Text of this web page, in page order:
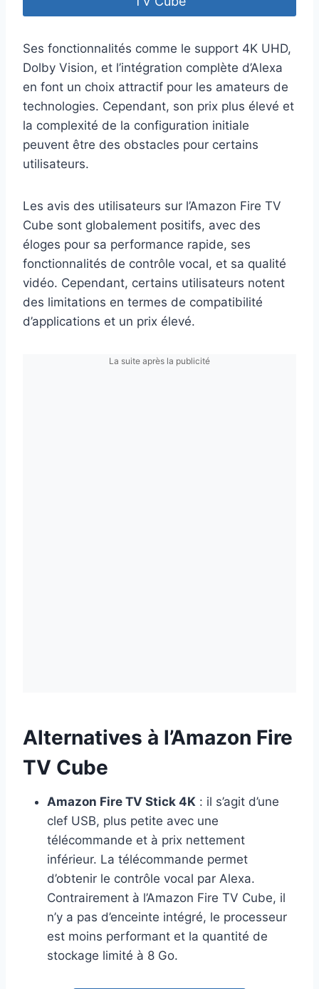
Ses fonctionnalités comme le support 4K UHD,
Dolby Vision, et l’intégration complète d’Alexa
en font un choix attractif pour les amateurs de
technologies. Cependant, son prix plus élevé et
la complexité de la configuration initiale
peuvent être des obstacles pour certains
utilisateurs.
Les avis des utilisateurs sur l’Amazon Fire TV
Cube sont globalement positifs, avec des
éloges pour sa performance rapide, ses
fonctionnalités de contrôle vocal, et sa qualité
vidéo. Cependant, certains utilisateurs notent
des limitations en termes de compatibilité
d’applications et un prix élevé.
La suite après la publicité
Alternatives à l’Amazon Fire
TV Cube
Amazon Fire TV Stick 4K : il s’agit d’une
clef USB, plus petite avec une
télécommande et à prix nettement
inférieur. La télécommande permet
d’obtenir le contrôle vocal par Alexa.
Contrairement à l’Amazon Fire TV Cube, il
n’y a pas d’enceinte intégré, le processeur
est moins performant et la quantité de
stockage limité à 8 Go.